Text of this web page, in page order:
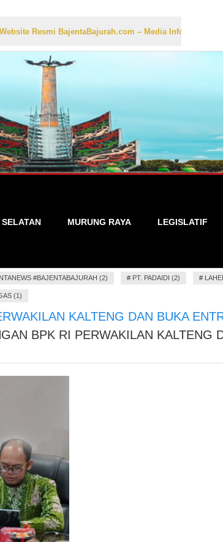
BajentaBajurah.com – Media Informasi Lokal yang
MURUNG RAYA LEGISLATIF
#BAJENTABAJURAH (2) # PT. PADAIDI (2) #
(1)
KALTENG DAN BUKA
BPK RI PERWAKILAN KALTENG